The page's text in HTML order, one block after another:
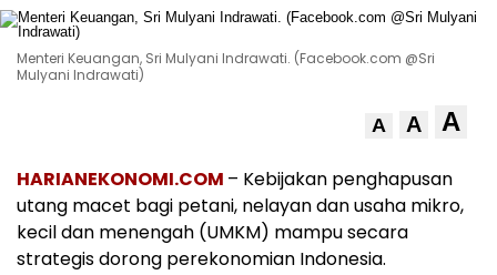
Menteri Keuangan, Sri Mulyani Indrawati. (Facebook.com @Sri
Mulyani Indrawati)
A A A
HARIANEKONOMI.COM – Kebijakan penghapusan
utang macet bagi petani, nelayan dan usaha mikro,
kecil dan menengah (UMKM) mampu secara
strategis dorong perekonomian Indonesia.